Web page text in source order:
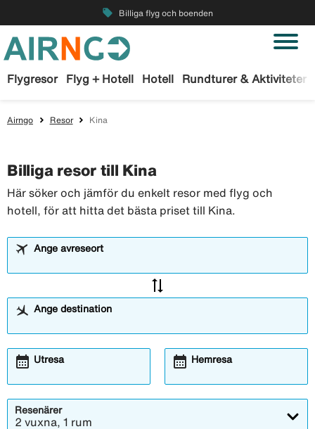
local_offer Billiga flyg och boenden
Flygresor Flyg + Hotell Hotell Rundturer & Aktiviteter
Airngo Resor Kina
Billiga resor till Kina
Här söker och jämför du enkelt resor med flyg och
hotell, för att hitta det bästa priset till Kina.
Ange avreseort
sync_alt
Ange destination
Utresa
calendar_month Hemresa
calendar_month
Resenärer
2 vuxna, 1 rum